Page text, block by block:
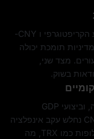
הסביבה הרגולטורית בשווקי המפתח של המטבע הקריפטוגרפי ו CNY-
תומכת יכולה
מצד שני,
בשוק.
גורמים כלכליים מסורתיים כמו ריביות, אינפלציה, וביצועי GDP
משפיעים ישירות על עוצמת של CNY. כאשר CNY נחלש עקב אינפלציה
או שינויים במדיניות, משקיעים עשויים לחפש חלופות כמו TRX, מה